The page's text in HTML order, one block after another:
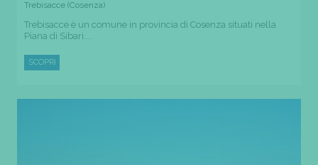
Trebisacce (Cosenza)
Trebisacce è un comune in provincia di Cosenza situati nella
Piana di Sibari....
SCOPRI